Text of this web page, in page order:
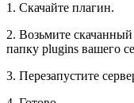
1. Скачайте плагин.
2. Возьмите
папку plugins вашего
3. Перезапустите